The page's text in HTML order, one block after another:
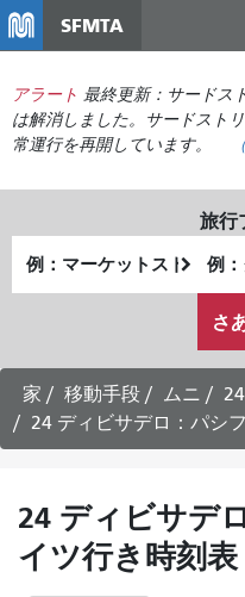
SFMTA
アラート 最終更新：サードス
は解消しました。サードスト
常運行を再開しています。
旅行
出
発
終
了
さ
家 移動手段 ムニ
24 ディビサデロ：パシ
24 ディビサデ
イツ行き時刻表